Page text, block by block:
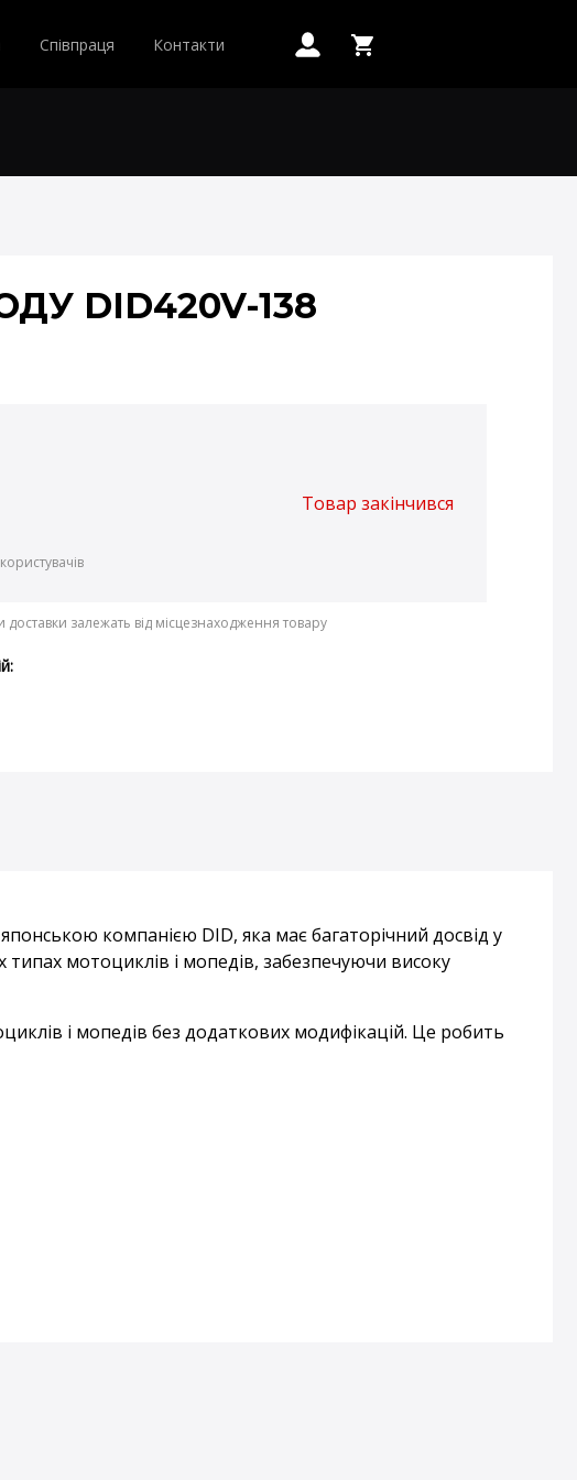
Співпраця Контакти
DID420V-138
Товар закінчився
доставки залежать від місцезнаходження товару
компанією DID, яка має багаторічний досвід у
мотоциклів і мопедів, забезпечуючи високу
і мопедів без додаткових модифікацій. Це робить